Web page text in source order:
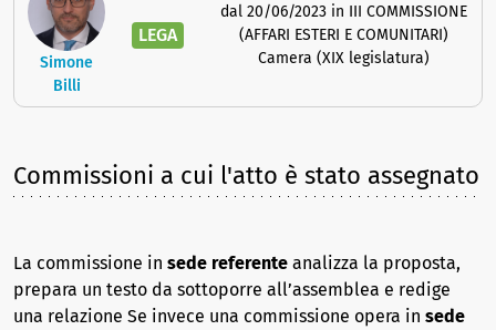
Simone
Billi
LEGA
dal 20/06/2023 in III COMMISSIONE
(AFFARI ESTERI E COMUNITARI)
Camera (XIX legislatura)
Commissioni a cui l'atto è stato assegnato
La commissione in sede referente analizza la proposta,
prepara un testo da sottoporre all’assemblea e redige
una relazione Se invece una commissione opera in sede